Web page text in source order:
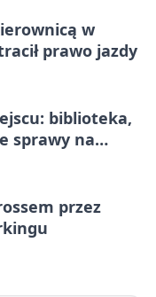
w
prawo jazdy
biblioteka,
sprawy na
przez